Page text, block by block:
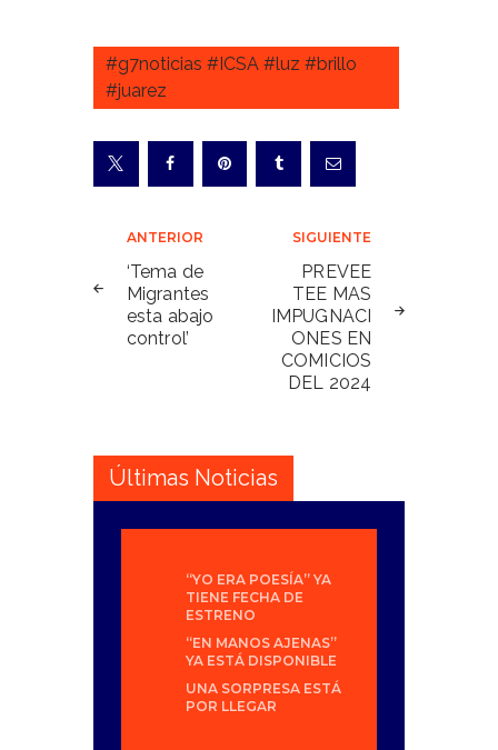
#g7noticias #ICSA #luz #brillo
#juarez
Navegación
de
entradas
ANTERIOR
‘Tema de
Migrantes
esta abajo
control’
SIGUIENTE
PREVEE
TEE MAS
IMPUGNACI
ONES EN
COMICIOS
DEL 2024
Últimas Noticias
“YO ERA POESÍA” YA
TIENE FECHA DE
ESTRENO
“EN MANOS AJENAS”
YA ESTÁ DISPONIBLE
UNA SORPRESA ESTÁ
POR LLEGAR